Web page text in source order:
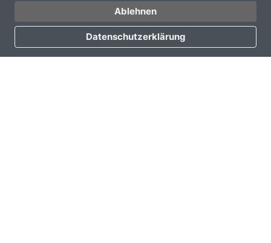
Ablehnen
Datenschutzerklärung